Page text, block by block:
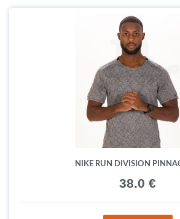
NIKE RUN DIVISION
38.0 €